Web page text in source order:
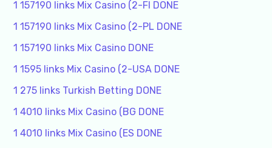
1 157190 links Mix Casino (2-FI DONE
1 157190 links Mix Casino (2-PL DONE
1 157190 links Mix Casino DONE
1 1595 links Mix Casino (2-USA DONE
1 275 links Turkish Betting DONE
1 4010 links Mix Casino (BG DONE
1 4010 links Mix Casino (ES DONE